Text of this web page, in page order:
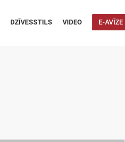
DZĪVESSTILS VIDEO E-AVĪZE